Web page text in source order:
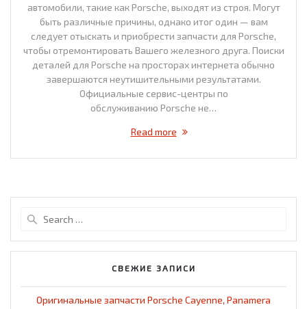
автомобили, такие как Porsche, выходят из строя. Могут
быть различные причины, однако итог один — вам
следует отыскать и приобрести запчасти для Porsche,
чтобы отремонтировать Вашего железного друга. Поиски
деталей для Porsche на просторах интернета обычно
завершаются неутишительными результатами.
Официальные сервис-центры по
обслуживанию Porsche не…
Read more
СВЕЖИЕ ЗАПИСИ
Оригинальные запчасти Porsche Cayenne, Panamera